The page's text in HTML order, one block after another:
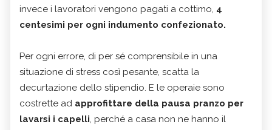
invece i lavoratori vengono pagati a cottimo, 4
centesimi per ogni indumento confezionato.
Per ogni errore, di per sé comprensibile in una
situazione di stress così pesante, scatta la
decurtazione dello stipendio. E le operaie sono
costrette ad approfittare della pausa pranzo per
lavarsi i capelli, perché a casa non ne hanno il